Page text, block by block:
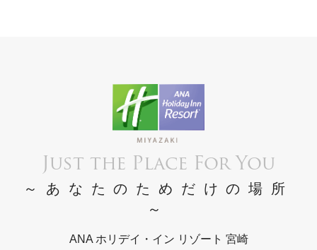
Just the Place For You
～あなたのためだけの場所
～
ANA ホリデイ・イン リゾート 宮崎